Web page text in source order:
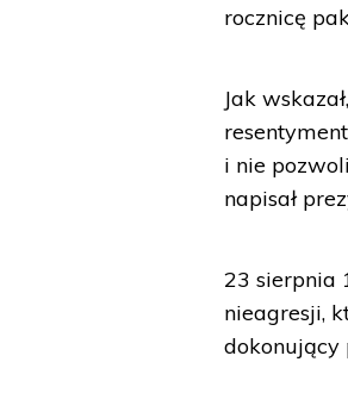
rocznicę
Jak
i nie
napisał
23 sierpnia
nieagresji,
dokonujący